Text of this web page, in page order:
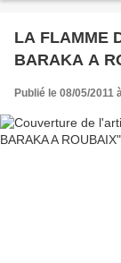
LA FLAMME
BARAKA A
Publié le 08/05/2011